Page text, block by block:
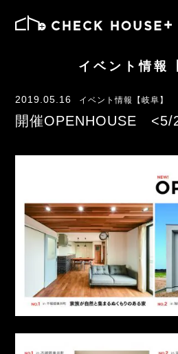
イベント情報
2019.05.16 イベント情報【岐阜】
開催OPENHOUSE <5/